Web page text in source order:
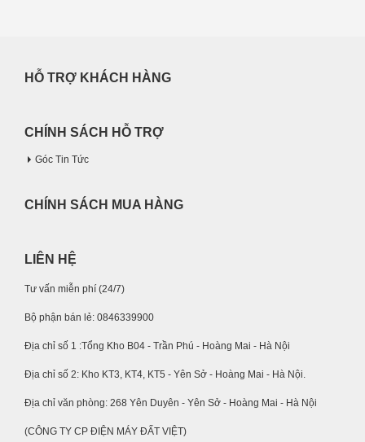
HỖ TRỢ KHÁCH HÀNG
CHÍNH SÁCH HỖ TRỢ
Góc Tin Tức
CHÍNH SÁCH MUA HÀNG
LIÊN HỆ
Tư vấn miễn phí (24/7)
Bộ phận bán lẻ: 0846339900
Địa chỉ số 1 :Tổng Kho B04 - Trần Phú - Hoàng Mai - Hà Nội
Địa chỉ số 2: Kho KT3, KT4, KT5 - Yên Sở - Hoàng Mai - Hà Nội.
Địa chỉ văn phòng: 268 Yên Duyên - Yên Sở - Hoàng Mai - Hà Nội
(CÔNG TY CP ĐIỆN MÁY ĐẤT VIỆT)